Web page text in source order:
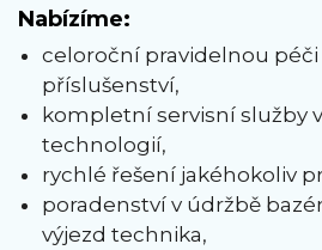
Nabízíme:
celoroční pravidelnou péči
příslušenství,
kompletní servisní služby
technologií,
rychlé řešení jakéhokoliv
poradenství v údržbě
výjezd technika,